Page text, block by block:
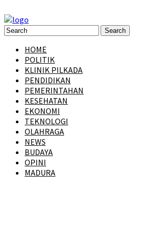
HOME
POLITIK
KLINIK PILKADA
PENDIDIKAN
PEMERINTAHAN
KESEHATAN
EKONOMI
TEKNOLOGI
OLAHRAGA
NEWS
BUDAYA
OPINI
MADURA